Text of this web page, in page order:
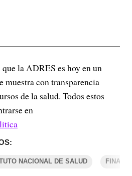
la ADRES es hoy en un
muestra con transparencia
de la salud. Todos estos
en
NACIONAL DE SALUD